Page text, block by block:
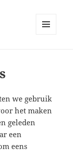
we gebruik
het maken
geleden
een
eens